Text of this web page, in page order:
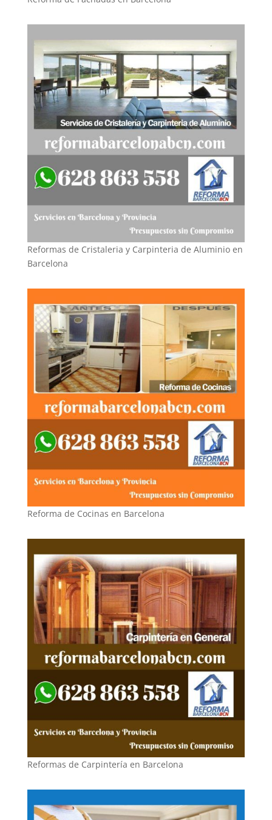
Reformas de Cristaleria y Carpinteria de Aluminio en
Barcelona
Reforma de Cocinas en Barcelona
Reformas de Carpintería en Barcelona